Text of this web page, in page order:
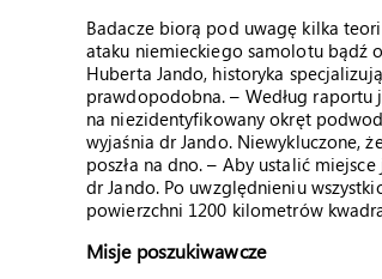
Badacze biorą pod uwagę kilka
ataku niemieckiego samolotu bądź
Huberta Jando, historyka
prawdopodobna. – Według
na niezidentyfikowany okręt
wyjaśnia dr Jando. Niewykluczone,
poszła na dno. – Aby ustalić
dr Jando. Po uwzględnieniu
powierzchni 1200 kilometrów
Misje poszukiwawcze